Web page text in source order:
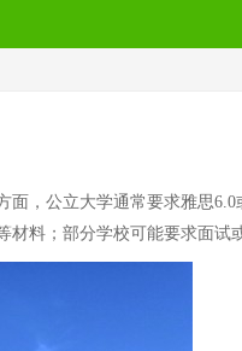
，公立大学通常要求雅思
料；部分学校可能要求面试